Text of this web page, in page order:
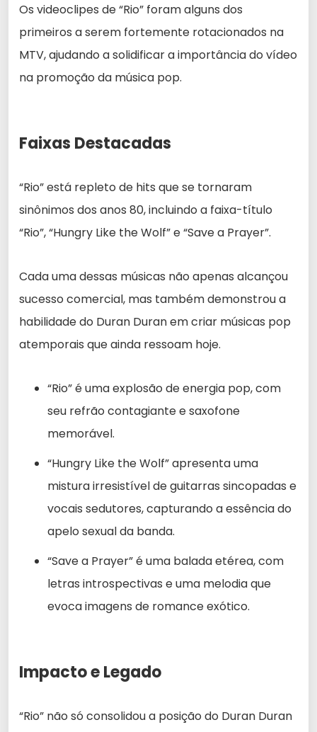
Os videoclipes de “Rio” foram alguns dos
primeiros a serem fortemente rotacionados na
MTV, ajudando a solidificar a importância do vídeo
na promoção da música pop.
Faixas Destacadas
“Rio” está repleto de hits que se tornaram
sinônimos dos anos 80, incluindo a faixa-título
“Rio”, “Hungry Like the Wolf” e “Save a Prayer”.
Cada uma dessas músicas não apenas alcançou
sucesso comercial, mas também demonstrou a
habilidade do Duran Duran em criar músicas pop
atemporais que ainda ressoam hoje.
“Rio” é uma explosão de energia pop, com
seu refrão contagiante e saxofone
memorável.
“Hungry Like the Wolf” apresenta uma
mistura irresistível de guitarras sincopadas e
vocais sedutores, capturando a essência do
apelo sexual da banda.
“Save a Prayer” é uma balada etérea, com
letras introspectivas e uma melodia que
evoca imagens de romance exótico.
Impacto e Legado
“Rio” não só consolidou a posição do Duran Duran